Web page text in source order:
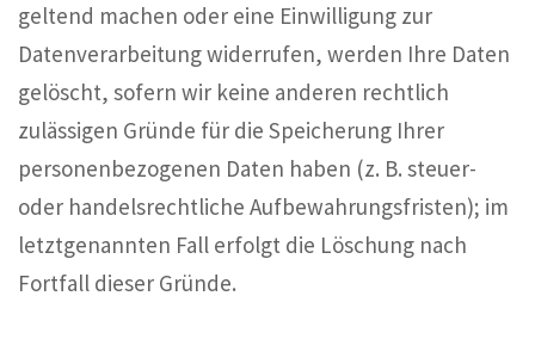
geltend machen oder eine Einwilligung zur
Datenverarbeitung widerrufen, werden Ihre Daten
gelöscht, sofern wir keine anderen rechtlich
zulässigen Gründe für die Speicherung Ihrer
personenbezogenen Daten haben (z. B. steuer-
oder handelsrechtliche Aufbewahrungsfristen); im
letztgenannten Fall erfolgt die Löschung nach
Fortfall dieser Gründe.